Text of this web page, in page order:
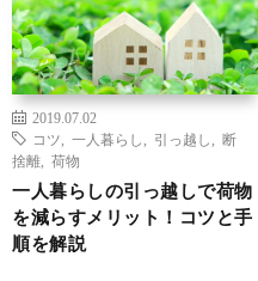
2019.07.02
コツ
一人暮らし 引っ越し
断
捨離
荷物
一人暮らしの引っ越しで荷物
を減らすメリット！コツと手
順を解説